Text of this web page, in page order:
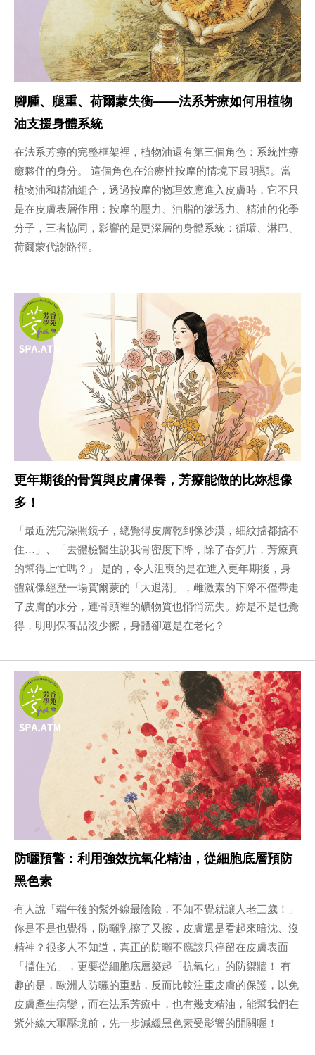
腳腫、腿重、荷爾蒙失衡——法系芳療如何用植物
油支援身體系統
在法系芳療的完整框架裡，植物油還有第三個角色：系統性療
癒夥伴的身分。 這個角色在治療性按摩的情境下最明顯。當
植物油和精油組合，透過按摩的物理效應進入皮膚時，它不只
是在皮膚表層作用：按摩的壓力、油脂的滲透力、精油的化學
分子，三者協同，影響的是更深層的身體系統：循環、淋巴、
荷爾蒙代謝路徑。
更年期後的骨質與皮膚保養，芳療能做的比妳想像
多！
「最近洗完澡照鏡子，總覺得皮膚乾到像沙漠，細紋擋都擋不
住…」、「去體檢醫生說我骨密度下降，除了吞鈣片，芳療真
的幫得上忙嗎？」 是的，令人沮喪的是在進入更年期後，身
體就像經歷一場賀爾蒙的「大退潮」，雌激素的下降不僅帶走
了皮膚的水分，連骨頭裡的礦物質也悄悄流失。妳是不是也覺
得，明明保養品沒少擦，身體卻還是在老化？
防曬預警：利用強效抗氧化精油，從細胞底層預防
黑色素
有人說「端午後的紫外線最陰險，不知不覺就讓人老三歲！」
你是不是也覺得，防曬乳擦了又擦，皮膚還是看起來暗沈、沒
精神？很多人不知道，真正的防曬不應該只停留在皮膚表面
「擋住光」，更要從細胞底層築起「抗氧化」的防禦牆！ 有
趣的是，歐洲人防曬的重點，反而比較注重皮膚的保護，以免
皮膚產生病變，而在法系芳療中，也有幾支精油，能幫我們在
紫外線大軍壓境前，先一步減緩黑色素受影響的開關喔！